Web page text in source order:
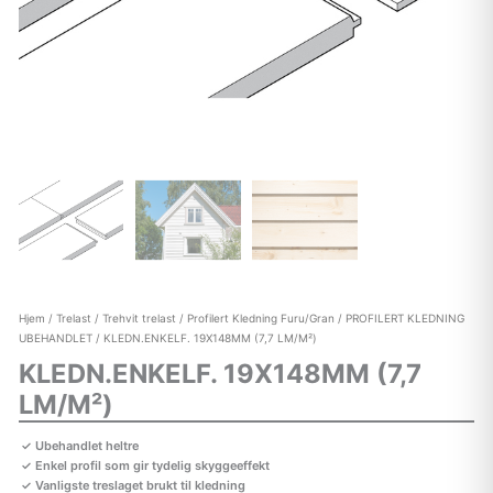
Hjem / Trelast / Trehvit trelast / Profilert Kledning Furu/Gran / PROFILERT KLEDNING
UBEHANDLET/ KLEDN.ENKELF. 19X148MM (7,7 LM/M²)
KLEDN.ENKELF. 19X148MM (7,7
LM/M²)
Ubehandlet heltre
Enkel profil som gir tydelig skyggeeffekt
Vanligste treslaget brukt til kledning